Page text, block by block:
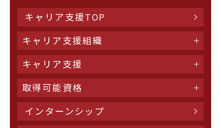
キャリア支援TOP
キャリア支援組織
キャリア支援
取得可能資格
インターンシップ